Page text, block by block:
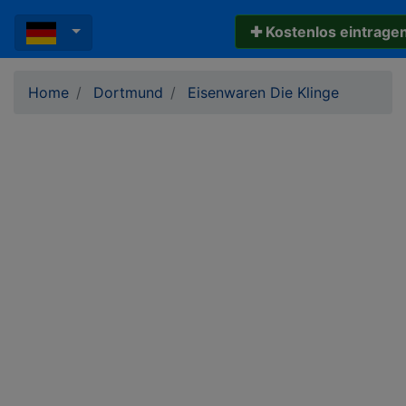
✚ Kostenlos
Home Dortmund Eisenwaren Die Klinge